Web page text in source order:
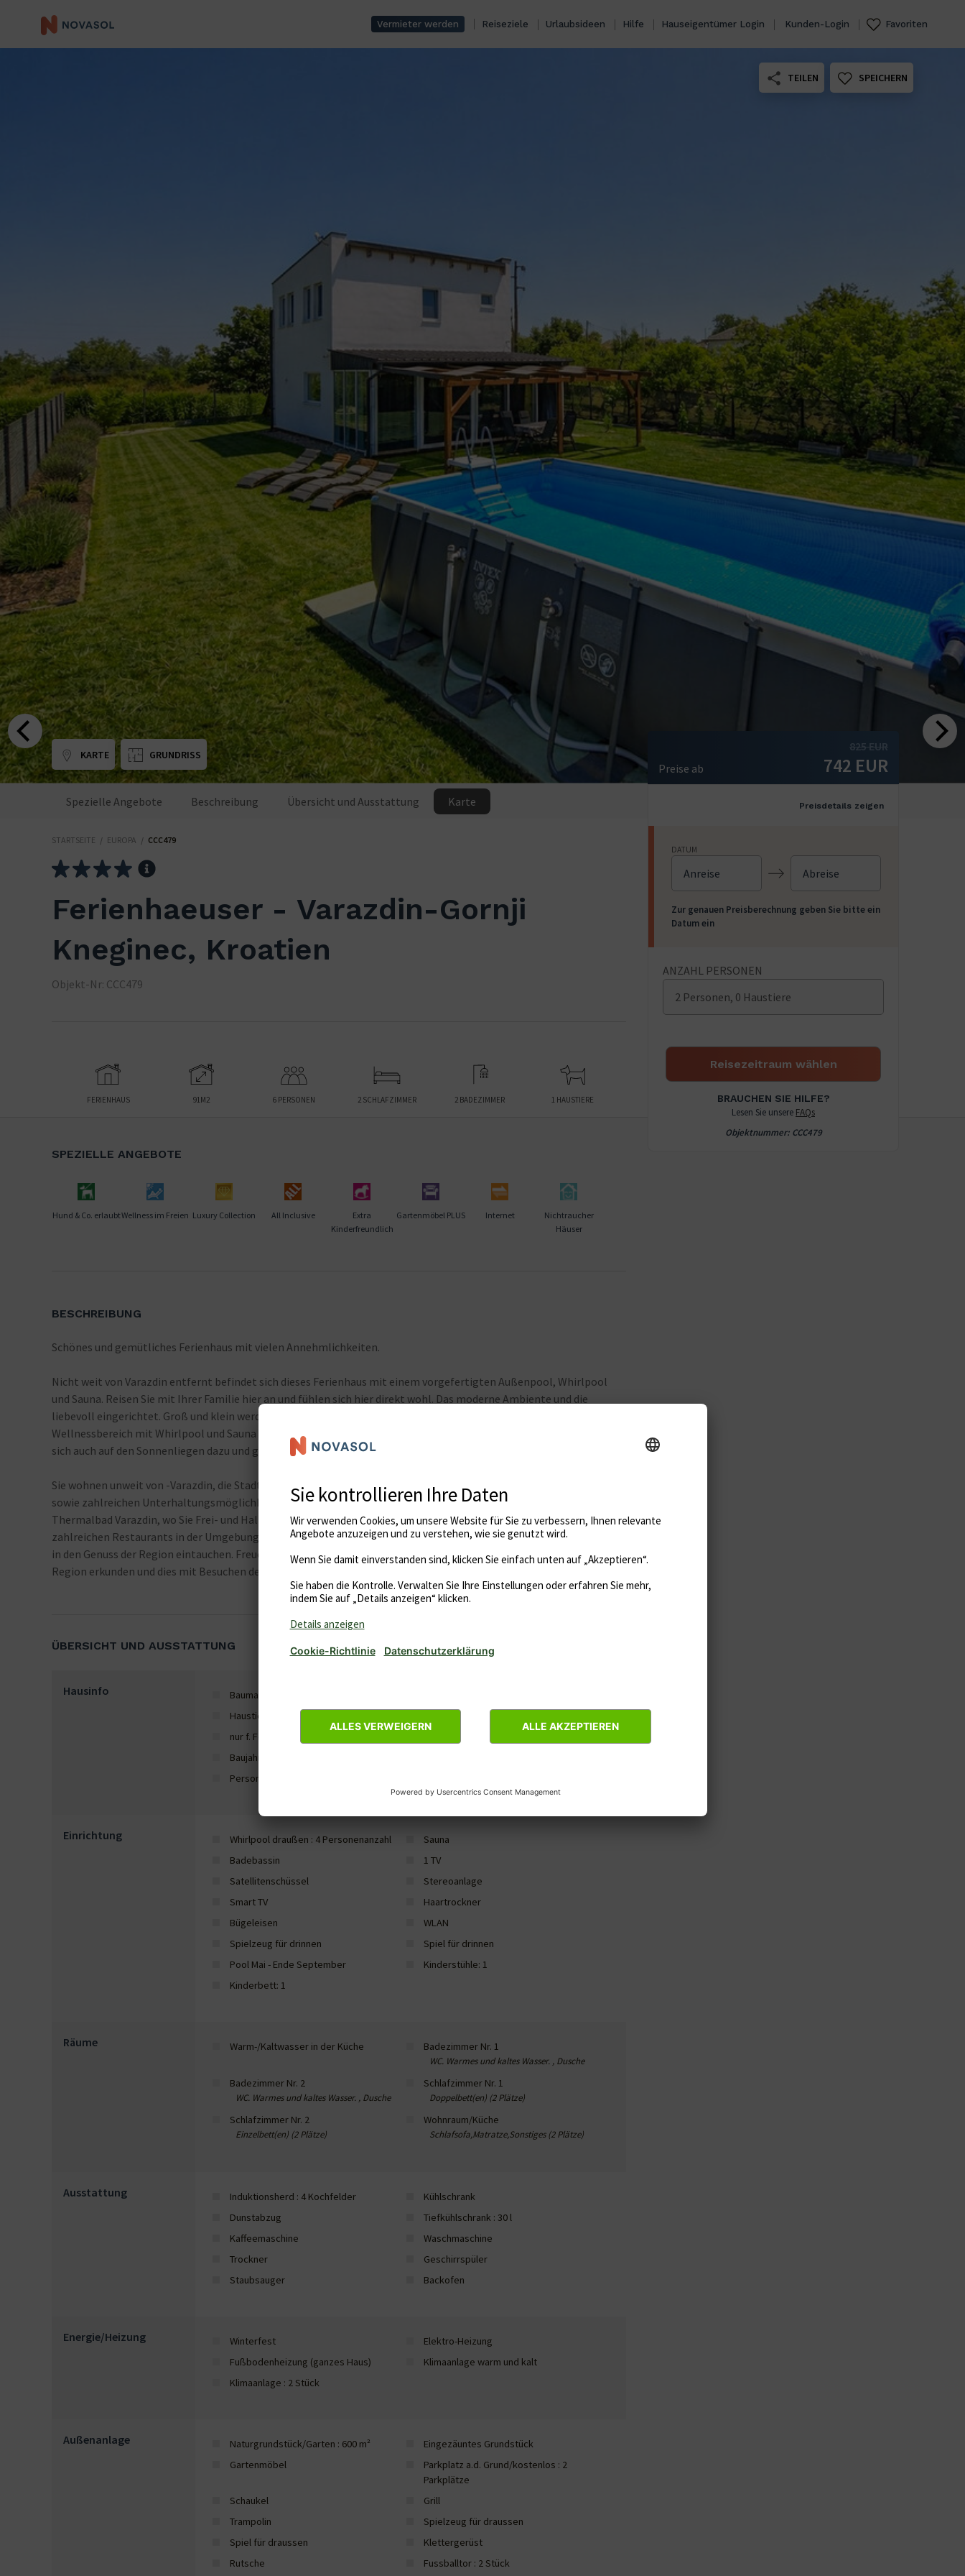
Vermieter werden Reiseziele Urlaubsideen Hilfe Hauseigentümer Login Kunden-Login Favoriten
KARTE GRUNDRISS
TEILEN SPEICHERN
Spezielle Angebote Beschreibung Übersicht und Ausstattung Karte
Preise ab
825EUR
742 EUR
Preisdetails zeigen
DATUM
forward
to
the
calendar
and
Press
backward
calendar
Press
the
key
to
get
Zur genauen Preisberechnung geben Sie bitte ein
Datum ein
ANZAHL PERSONEN
2 Personen, 0 Haustiere
Reisezeitraum wählen
BRAUCHEN SIE HILFE?
Lesen Sie unsere FAQs
Objektnummer: CCC479
STARTSEITE / EUROPA / CCC479
Ferienhaeuser - Varazdin-Gornji
Kneginec, Kroatien
Objekt-Nr: CCC479
FERIENHAUS 91M2 6PERSONEN 2 SCHLAFZIMMER 2 BADEZIMMER 1 HAUSTIERE
SPEZIELLE ANGEBOTE
Hund & Co. erlaubtWellness im Freien Luxury Collection All Inclusive
Extra
Kinderfreundlich
Gartenmöbel PLUS Internet
Nichtraucher
Häuser
BESCHREIBUNG
Schönes und gemütliches Ferienhaus mit vielen Annehmlichkeiten.
Nicht weit von Varazdin entfernt befindet sich dieses Ferienhaus mit einem vorgefertigten Außenpool, Whirlpool
und Sauna. Reisen Sie mit Ihrer Familie hier an und fühlen sich hier direkt wohl. Das moderne Ambiente und die
liebevoll eingerichtet. Groß und klein werden sich hier wohlfühlen und während der Erwachsenen den
Wellnessbereich mit Whirlpool und Sauna genießen, können Ihre Kinder im Pool im Garten plantschen. Legen Sie
sich auch auf den Sonnenliegen dazu und genießen die friedvolle Umgebung.
Sie wohnen unweit von -Varazdin, die Stadt der Engel mit einem reichen kulturellen Erbe und Sehenswürdigkeiten
sowie zahlreichen Unterhaltungsmöglichkeiten für Kinder und Erwachsene. Ebenfalls schnell erreichen Sie das
Thermalbad Varazdin, wo Sie Frei- und Hallenbäder, einen Aquapark und Wellnessbehandlungen vorfinden. Die
zahlreichen Restaurants in der Umgebung mit einem reichhaltigen Angebot an autochthonen Gerichten lassen Sie
in den Genuss der Region eintauchen. Freuen Sie sich auch über zahlreiche Rad- und Wanderwege, auf denen Sie die
Region erkunden und dies mit Besuchen der vielen Burgen in der Umgebung, wie Trakoscan, verbinden können.
ÜBERSICHT UND AUSSTATTUNG
Hausinfo Baumaterial: Stein
Haustiere: 1
nur f. Ferienaufent. zu mieten
Baujahr: 2023
Personen: 6
Einrichtung Whirlpool draußen : 4 Personenanzahl
Sauna
Badebassin
1 TV
Satellitenschüssel
Stereoanlage
Smart TV
Haartrockner
Bügeleisen
WLAN
Spielzeug für drinnen
Spiel für drinnen
Pool Mai - Ende September
Kinderstühle: 1
Kinderbett: 1
Räume Warm-/Kaltwasser in der Küche Badezimmer Nr. 1
WC. Warmes und kaltes Wasser. , Dusche
Badezimmer Nr. 2
WC. Warmes und kaltes Wasser. , Dusche
Schlafzimmer Nr. 1
Doppelbett(en) (2 Plätze)
Schlafzimmer Nr. 2
Einzelbett(en) (2 Plätze)
Wohnraum/Küche
Schlafsofa,Matratze,Sonstiges (2 Plätze)
Ausstattung Induktionsherd : 4 Kochfelder
Kühlschrank
Dunstabzug
Tiefkühlschrank : 30 l
Kaffeemaschine
Waschmaschine
Trockner
Geschirrspüler
Staubsauger
Backofen
Energie/Heizung Winterfest
Elektro-Heizung
Fußbodenheizung (ganzes Haus)
Klimaanlage warm und kalt
Klimaanlage : 2 Stück
Außenanlage Naturgrundstück/Garten : 600 m²
Eingezäuntes Grundstück
Gartenmöbel
Parkplatz a.d. Grund/kostenlos : 2
Parkplätze
Schaukel
Grill
Trampolin
Spielzeug für draussen
Spiel für draussen
Klettergerüst
Rutsche
Fussballtor : 2 Stück